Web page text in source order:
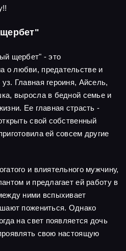
щербет" - это
о любви, предательстве и
Главная героиня, Айсель,
выросла в бедной семье и
Ее главная страсть -
свой собственный
ей совсем другие
и влиятельного мужчину,
и предлагает ей работу в
ними вспыхивает
пожениться. Однако
на свет появляется дочь
свою настоящую